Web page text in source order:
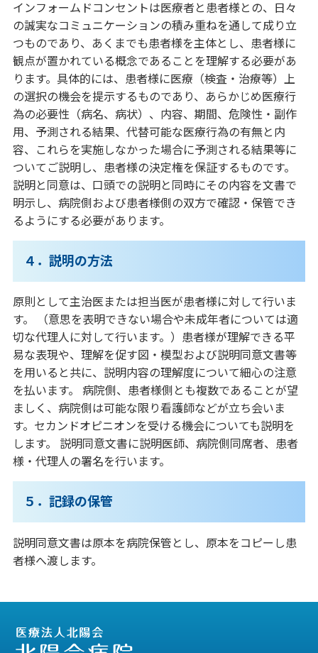
インフォームドコンセントは医療者と患者様との、日々
の誠実なコミュニケーションの積み重ねを通して成り立
つものであり、あくまでも患者様を主体とし、患者様に
観点が置かれている概念であることを理解する必要があ
ります。具体的には、患者様に医療（検査・治療等）上
の選択の機会を提示するものであり、あらかじめ医療行
為の必要性（病名、病状）、内容、期間、危険性・副作
用、予測される結果、代替可能な医療行為の有無と内
容、これらを実施しなかった場合に予測される結果等に
ついてご説明し、患者様の決定権を保証するものです。
説明と同意は、口頭での説明と同時にその内容を文書で
明示し、病院側および患者様側の双方で確認・保管でき
るようにする必要があります。
４．説明の方法
原則として主治医または担当医が患者様に対して行いま
す。 （意思を表明できない場合や未成年者については適
切な代理人に対して行います。）患者様が理解できる平
易な表現や、理解を促す図・模型および説明同意文書等
を用いると共に、説明内容の理解度について細心の注意
を払います。 病院側、患者様側とも複数であることが望
ましく、病院側は可能な限り看護師などが立ち会いま
す。セカンドオピニオンを受ける機会についても説明を
します。 説明同意文書に説明医師、病院側同席者、患者
様・代理人の署名を行います。
５．記録の保管
説明同意文書は原本を病院保管とし、原本をコピーし患
者様へ渡します。